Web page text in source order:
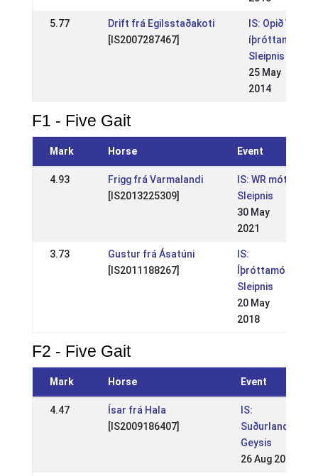
5.77
Drift frá Egilsstaðakoti
[IS2007287467]
IS: Opið WR
íþróttamót
Sleipnis
25 May
2014
F1 - Five Gait
Mark Horse Event
4.93
Frigg frá Varmalandi
[IS2013225309]
IS: WR mót
Sleipnis
30 May
2021
3.73
Gustur frá Ásatúni
[IS2011188267]
IS:
Íþróttamót
Sleipnis
20 May
2018
F2 - Five Gait
Mark Horse Event
4.47
Ísar frá Hala
[IS2009186407]
IS:
Suðurlandsmót
Geysis
26 Aug 2018